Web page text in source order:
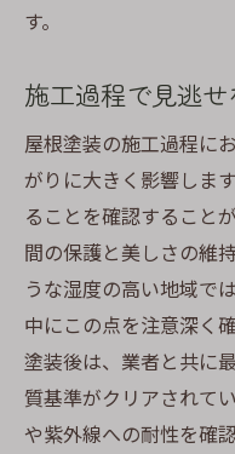
す。
施工過程で見逃
屋根塗装の施工過程に
がりに大きく影響しま
ることを確認すること
間の保護と美しさの維
うな湿度の高い地域で
中にこの点を注意深く
塗装後は、業者と共に
質基準がクリアされて
や紫外線への耐性を確